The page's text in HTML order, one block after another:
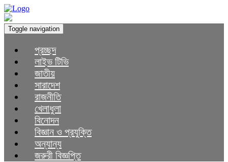
Toggle navigation
প্রচ্ছদ
লাইভ টিভি
জাতীয়
সারাদেশ
রাজনীতি
খেলাধুলা
বিনোদন
বিজ্ঞান ও প্রযুক্তি
অন্যান্য
জরুরী বিজ্ঞপ্তি